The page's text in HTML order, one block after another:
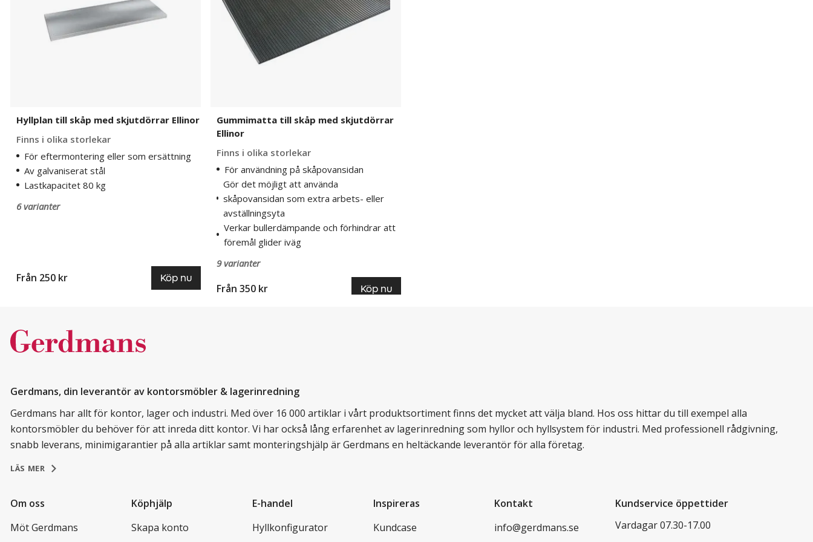
Hyllplan till skåp med skjutdörrar Ellinor
Finns i olika storlekar
För eftermontering eller som ersättning
Av galvaniserat stål
Lastkapacitet 80 kg
6 varianter
Från 250 kr Köp nu
Ellinor
Gummimatta till skåp med skjutdörrar
Ellinor
Finns i olika storlekar
För användning på skåpovansidan
Gör det möjligt att använda
skåpovansidan som extra arbets- eller
avställningsyta
Verkar bullerdämpande och förhindrar att
föremål glider iväg
9 varianter
Från 350 kr Köp nu
Gerdmans, din leverantör av kontorsmöbler & lagerinredning
Gerdmans har allt för kontor, lager och industri. Med över 16 000 artiklar i vårt produktsortiment finns det mycket att välja bland. Hos oss hittar du till exempel alla
kontorsmöbler du behöver för att inreda ditt kontor. Vi har också lång erfarenhet av lagerinredning som hyllor och hyllsystem för industri. Med professionell rådgivning,
snabb leverans, minimigarantier på alla artiklar samt monteringshjälp är Gerdmans en heltäckande leverantör för alla företag.
LÄS MER
Om oss
Möt Gerdmans
Köphjälp
Skapa konto
E-handel
Hyllkonfigurator
Inspireras
Kundcase
Kontakt
info@gerdmans.se
Kundservice öppettider
Vardagar 07.30-17.00